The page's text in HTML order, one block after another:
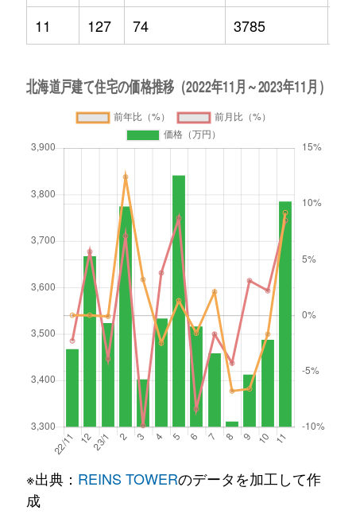
11
127 74 3785
※出典： REINS TOWERのデータを加工して作
成